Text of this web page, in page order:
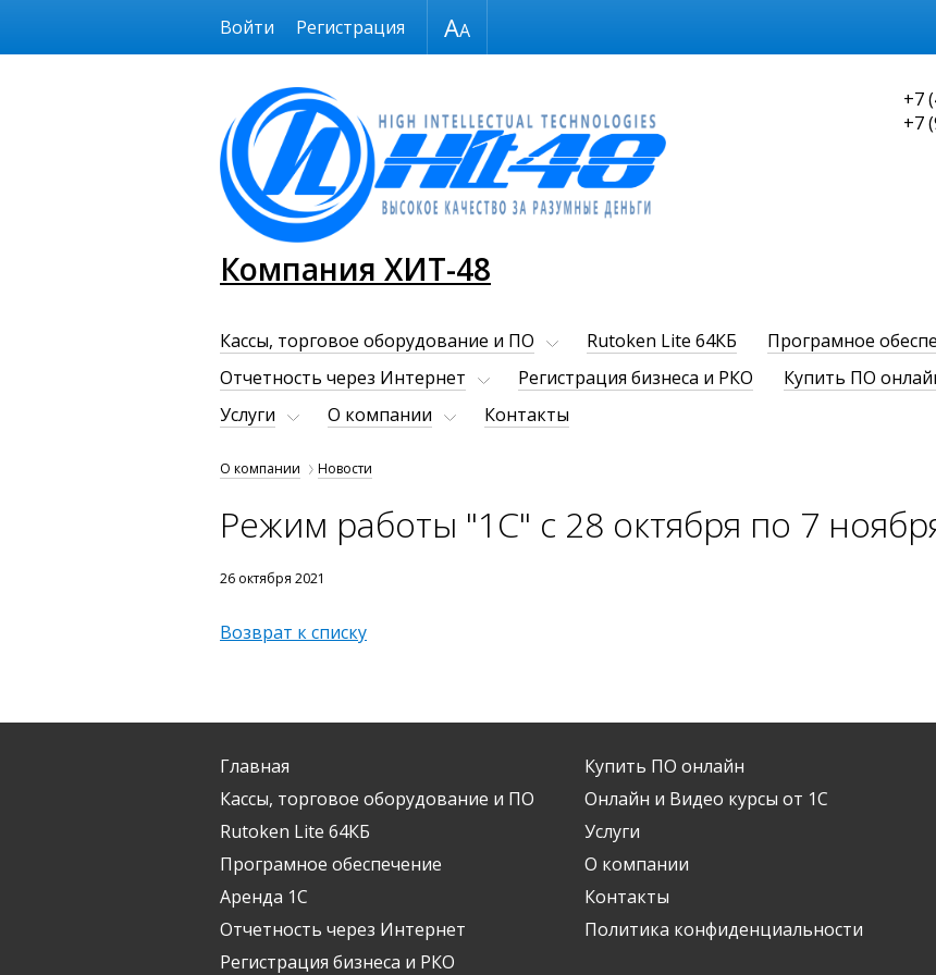
Размер шрифта
Компания ХИТ-48
+7
+7
Войти Регистрация
Кассы, торговое оборудование и ПО Rutoken Lite 64КБ Програмное
Отчетность через Интернет
Регистрация бизнеса и РКО Купить ПО
Услуги
О компании Контакты
О компании Новости
Режим работы "1С" с 28 октября по 7
26 октября 2021
Возврат к списку
Главная
Кассы, торговое оборудование и ПО
Rutoken Lite 64КБ
Програмное обеспечение
Аренда 1С
Отчетность через Интернет
Регистрация бизнеса и РКО
Купить ПО онлайн
Онлайн и Видео курсы от 1С
Услуги
О компании
Контакты
Политика конфиденциальности